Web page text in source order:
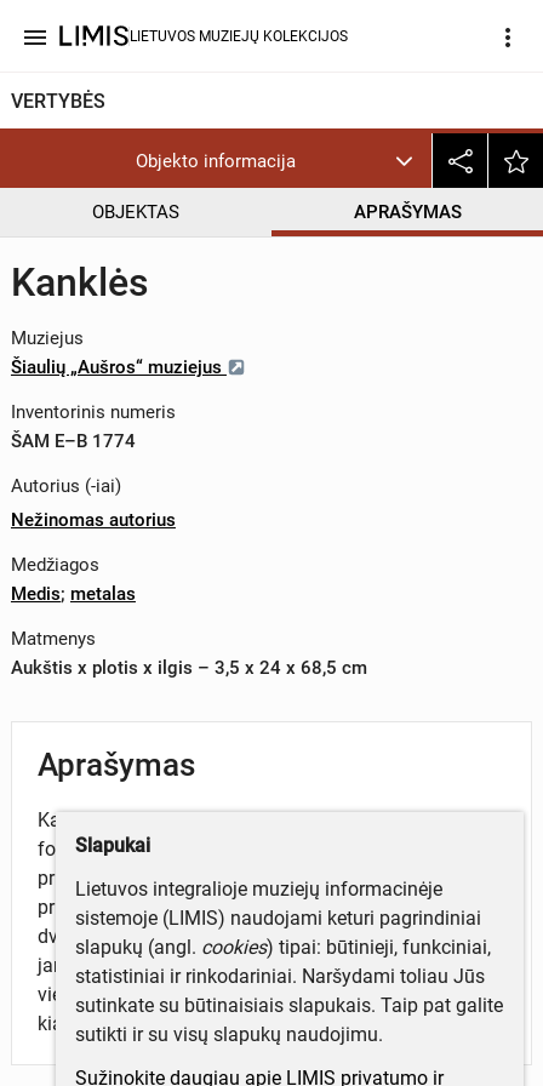
menu LIETUVOS MUZIEJŲ KOLEKCIJOS more_vert
VERTYBĖS
Objekto informacija
OBJEKTAS APRAŠYMAS
Kanklės
Muziejus
Šiaulių „Aušros“ muziejus
Inventorinis numeris
ŠAM E–B 1774
Autorius (-iai)
Nežinomas autorius
Medžiagos
Medis; metalas
Matmenys
Aukštis x plotis x ilgis – 3,5 x 24 x 68,5 cm
Aprašymas
Kanklės, namų darbo, netaisyklingos trapecijos
formos, dvylikos stygų, plokščiadugnės. Deka prikalta
prie šonų metalinėmis vinutėmis, o apatinė dalis
priklijuota. Platusis galas nurėžtas stačiu kampu, jame
dvi metalinio virbalo kilpos. Plonasis galas įžambus,
jame dvylika skylučių stygų varžikliams, likęs tik
vienas nulūžęs. Viršutinėje dekoje dvi rezonansinės
kiaurymės - keturlapė ir šešialapė stiluozuota gėlė.
Slapukai
Lietuvos integralioje muziejų informacinėje
sistemoje (LIMIS) naudojami keturi pagrindiniai
slapukų (angl. cookies) tipai: būtinieji, funkciniai,
statistiniai ir rinkodariniai. Naršydami toliau Jūs
sutinkate su būtinaisiais slapukais. Taip pat galite
sutikti ir su visų slapukų naudojimu.
Sužinokite daugiau apie LIMIS privatumo ir